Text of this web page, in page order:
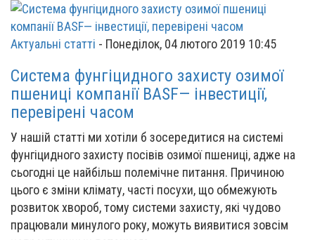
Актуальні статті - Понеділок, 04 лютого 2019 10:45
Система фунгіцидного захисту озимої
пшениці компанії BASF— інвестиції,
перевірені часом
У нашій статті ми хотіли б зосередитися на системі
фунгіцидного захисту посівів озимої пшениці, адже на
сьогодні це найбільш полемічне питання. Причиною
цього є зміни клімату, часті посухи, що обмежують
розвиток хвороб, тому системи захисту, які чудово
працювали минулого року, можуть виявитися зовсім